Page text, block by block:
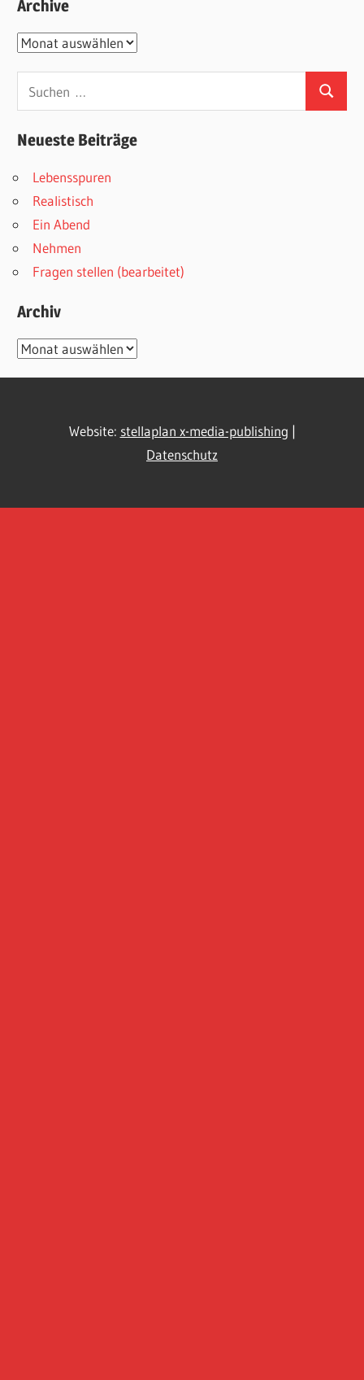
Archive
Archive
nach:
Suchen
Neueste Beiträge
Lebensspuren
Realistisch
Ein Abend
Nehmen
Fragen stellen (bearbeitet)
Archiv
Archiv
Website: stellaplan x-media-publishing |
Datenschutz